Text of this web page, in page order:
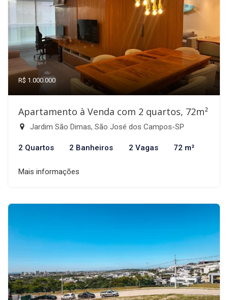
R$ 1.000.000
Apartamento à Venda com 2 quartos, 72m²
Jardim São Dimas, São José dos Campos-SP
2 Quartos 2 Banheiros 2 Vagas 72 m²
Mais informações